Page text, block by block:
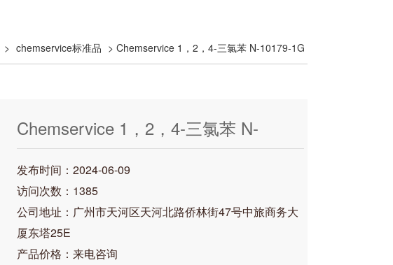
> chemservice标准品 > Chemservice 1，2，4-三氯苯 N-10179-1G
Chemservice 1，2，4-三氯苯 N-
10179-1G 120-82-1
发布时间：2024-06-09
访问次数：1385
公司地址：广州市天河区天河北路侨林街47号中旅商务大
厦东塔25E
产品价格：来电咨询